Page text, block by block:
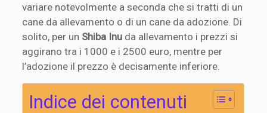
variare notevolmente a seconda che si tratti di un
cane da allevamento o di un cane da adozione. Di
solito, per un Shiba Inu da allevamento i prezzi si
aggirano tra i 1000 e i 2500 euro, mentre per
l’adozione il prezzo è decisamente inferiore.
Indice dei contenuti